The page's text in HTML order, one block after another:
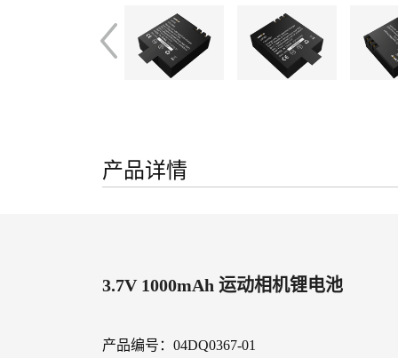
产品详情
3.7V 1000mAh 运动相机锂电池
产品编号：04DQ0367-01